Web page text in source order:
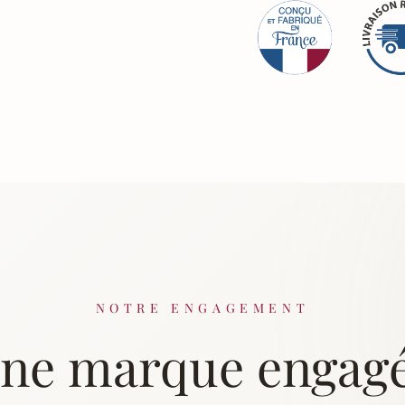
NOTRE ENGAGEMENT
marque